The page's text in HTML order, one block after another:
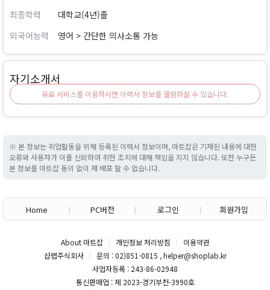
최종학력
대학교(4년)졸
외국어능력
영어 > 간단한 의사소통 가능
자기소개서
유료 서비스를 이용하시면 이력서 정보를 열람하실 수 있습니다.
※ 본 정보는 취업활동을 위해 등록된 이력서 정보이며, 마트잡은 기재된 내용에 대한
오류와 사용자가 이를 신뢰하여 취한 조치에 대해 책임을 지지 않습니다. 또한 누구든
본 정보를 마트잡 동의 없이 재 배포 할 수 없습니다.
Home PC버전 로그인 회원가입
About 마트잡 개인정보 처리방침
이용약관
샵랩주식회사
문의 : 02)851-0815 , helper@shoplab.kr
사업자등록 : 243-86-02948
통신판매업 : 제 2023-경기부천-3990호